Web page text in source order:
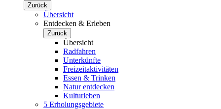
Zurück
Übersicht
Entdecken & Erleben
Zurück
Übersicht
Radfahren
Unterkünfte
Freizeitaktivitäten
Essen & Trinken
Natur entdecken
Kulturleben
5 Erholungsgebiete